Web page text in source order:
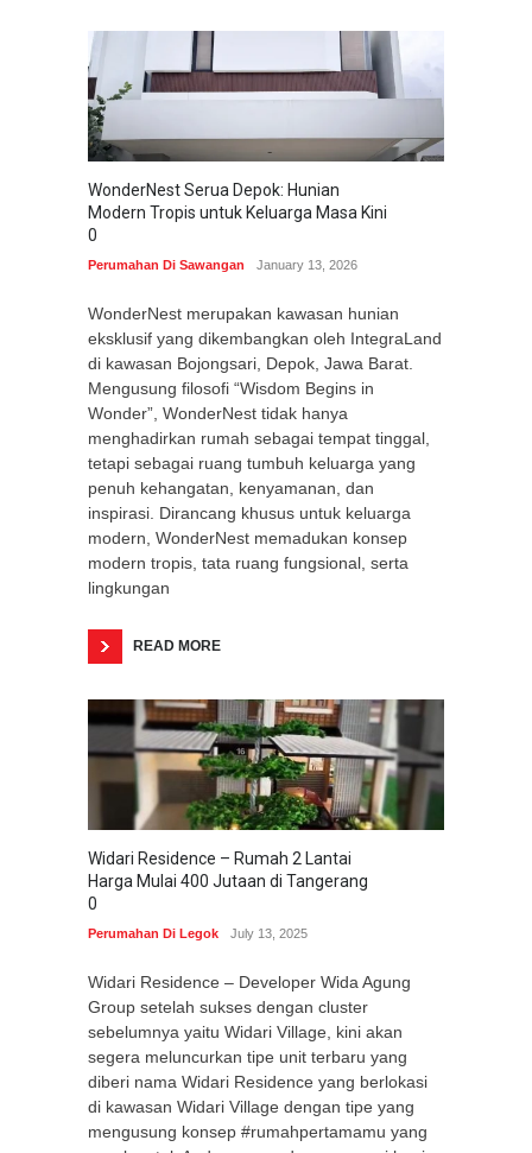
WonderNest Serua Depok: Hunian
Modern Tropis untuk Keluarga Masa Kini
0
Perumahan Di Sawangan January 13, 2026
WonderNest merupakan kawasan hunian
eksklusif yang dikembangkan oleh IntegraLand
di kawasan Bojongsari, Depok, Jawa Barat.
Mengusung filosofi “Wisdom Begins in
Wonder”, WonderNest tidak hanya
menghadirkan rumah sebagai tempat tinggal,
tetapi sebagai ruang tumbuh keluarga yang
penuh kehangatan, kenyamanan, dan
inspirasi. Dirancang khusus untuk keluarga
modern, WonderNest memadukan konsep
modern tropis, tata ruang fungsional, serta
lingkungan
READ MORE
Widari Residence – Rumah 2 Lantai
Harga Mulai 400 Jutaan di Tangerang
0
Perumahan Di Legok July 13, 2025
Widari Residence – Developer Wida Agung
Group setelah sukses dengan cluster
sebelumnya yaitu Widari Village, kini akan
segera meluncurkan tipe unit terbaru yang
diberi nama Widari Residence yang berlokasi
di kawasan Widari Village dengan tipe yang
mengusung konsep #rumahpertamamu yang